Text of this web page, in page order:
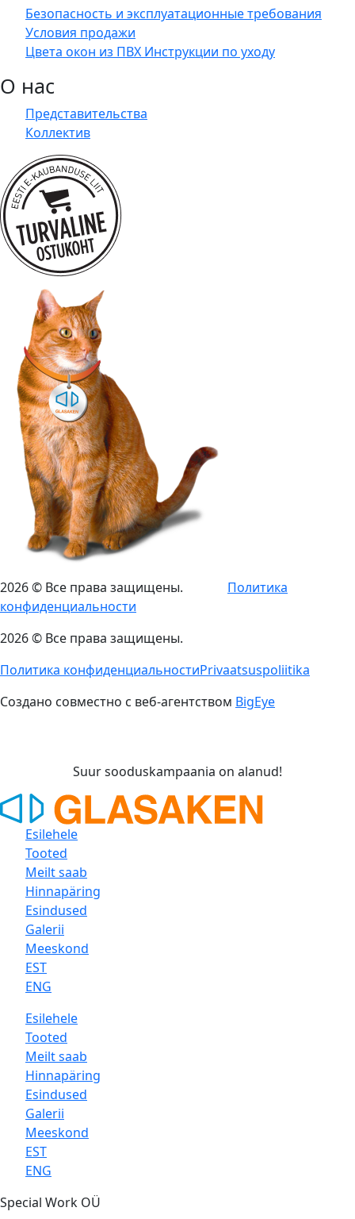
Безопасность и эксплуатационные требования
Условия продажи
Цвета окон из ПВХ Инструкции по уходу
О нас
Представительства
Коллектив
2026 © Все права защищены. Политика
конфиденциальности
2026 © Все права защищены.
Политика конфиденциальностиPrivaatsuspoliitika
Создано совместно с веб-агентством BigEye
Suur sooduskampaania on alanud!
Esilehele
Tooted
Meilt saab
Hinnapäring
Esindused
Galerii
Meeskond
EST
ENG
Esilehele
Tooted
Meilt saab
Hinnapäring
Esindused
Galerii
Meeskond
EST
ENG
Special Work OÜ